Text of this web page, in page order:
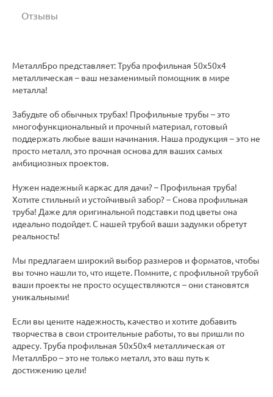
Отзывы
МеталлБро представляет: Труба профильная 50х50х4
металлическая – ваш незаменимый помощник в мире
металла!
Забудьте об обычных трубах! Профильные трубы – это
многофункциональный и прочный материал, готовый
поддержать любые ваши начинания. Наша продукция – это не
просто металл, это прочная основа для ваших самых
амбициозных проектов.
Нужен надежный каркас для дачи? – Профильная труба!
Хотите стильный и устойчивый забор? – Снова профильная
труба! Даже для оригинальной подставки под цветы она
идеально подойдет. С нашей трубой ваши задумки обретут
реальность!
Мы предлагаем широкий выбор размеров и форматов, чтобы
вы точно нашли то, что ищете. Помните, с профильной трубой
ваши проекты не просто осуществляются – они становятся
уникальными!
Если вы цените надежность, качество и хотите добавить
творчества в свои строительные работы, то вы пришли по
адресу. Труба профильная 50х50х4 металлическая от
МеталлБро – это не только металл, это ваш путь к
достижению цели!